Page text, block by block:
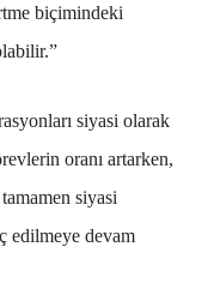
biçimindeki
siyasi olarak
oranı artarken,
siyasi
edilmeye devam